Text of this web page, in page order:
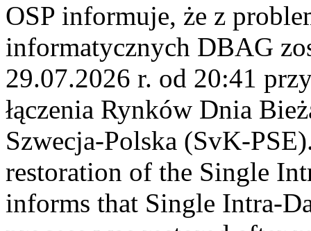
OSP informuje, że z
informatycznych DBAG
29.07.2026 r. od 20:41
łączenia Rynków Dnia
Szwecja-Polska (SvK-
restoration of the Single
informs that Single Intra-